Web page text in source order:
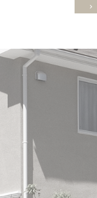
chevron_right